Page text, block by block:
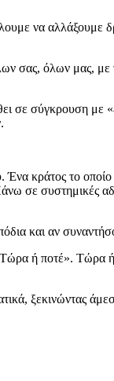
να
σας, όλων μας,
σε σύγκρουση με
κράτος το
σε συστημικές
και αν
ή ποτέ». Τώρα
ξεκινώντας